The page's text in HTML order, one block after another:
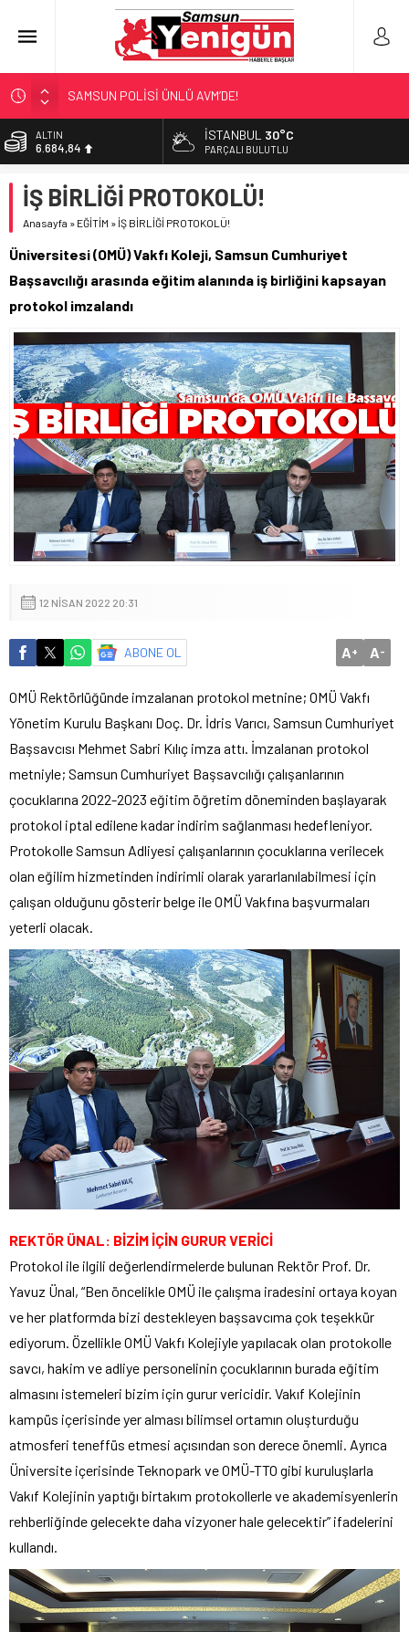
SAMSUN POLİSİ ÜNLÜ AVM’DE!
NEBİYANFEST BÜYÜLEDİ!
ULAŞIMA ZAM MI GELİYOR?
‘EL EMEĞİ’ DAYANIŞMASI
ALTIN
6.684,84
13.811,60
DOLAR
55,1602
İSTANBUL 30°C
PARÇALI BULUTLU
İŞ BİRLİĞİ PROTOKOLÜ!
Anasayfa » EĞİTİM » İŞ BİRLİĞİ PROTOKOLÜ!
Üniversitesi (OMÜ) Vakfı Koleji, Samsun Cumhuriyet
Başsavcılığı arasında eğitim alanında iş birliğini kapsayan
protokol imzalandı
12 NISAN 2022 20:31
ABONE OL A+ A-
OMÜ Rektörlüğünde imzalanan protokol metnine; OMÜ Vakfı
Yönetim Kurulu Başkanı Doç. Dr. İdris Varıcı, Samsun Cumhuriyet
Başsavcısı Mehmet Sabri Kılıç imza attı. İmzalanan protokol
metniyle; Samsun Cumhuriyet Başsavcılığı çalışanlarının
çocuklarına 2022-2023 eğitim öğretim döneminden başlayarak
protokol iptal edilene kadar indirim sağlanması hedefleniyor.
Protokolle Samsun Adliyesi çalışanlarının çocuklarına verilecek
olan eğilim hizmetinden indirimli olarak yararlanılabilmesi için
çalışan olduğunu gösterir belge ile OMÜ Vakfına başvurmaları
yeterli olacak.
REKTÖR ÜNAL: BİZİM İÇİN GURUR VERİCİ
Protokol ile ilgili değerlendirmelerde bulunan Rektör Prof. Dr.
Yavuz Ünal, “Ben öncelikle OMÜ ile çalışma iradesini ortaya koyan
ve her platformda bizi destekleyen başsavcıma çok teşekkür
ediyorum. Özellikle OMÜ Vakfı Kolejiyle yapılacak olan protokolle
savcı, hakim ve adliye personelinin çocuklarının burada eğitim
almasını istemeleri bizim için gurur vericidir. Vakıf Kolejinin
kampüs içerisinde yer alması bilimsel ortamın oluşturduğu
atmosferi teneffüs etmesi açısından son derece önemli. Ayrıca
Üniversite içerisinde Teknopark ve OMÜ-TTO gibi kuruluşlarla
Vakıf Kolejinin yaptığı birtakım protokollerle ve akademisyenlerin
rehberliğinde gelecekte daha vizyoner hale gelecektir” ifadelerini
kullandı.